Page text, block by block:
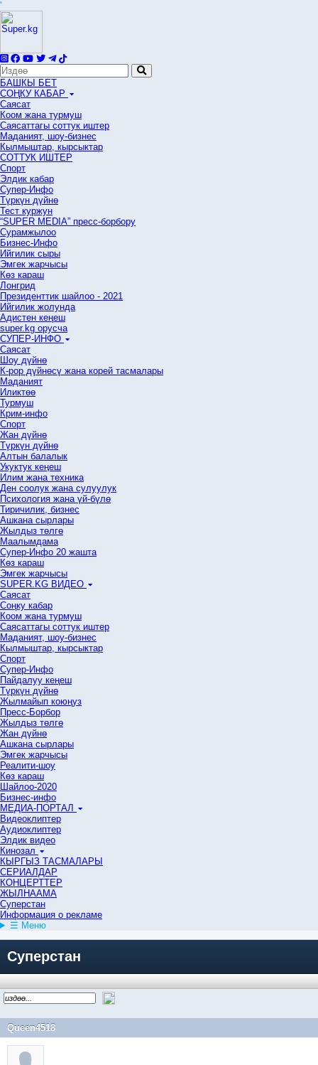
'
БАШКЫ БЕТ
СОҢКУ КАБАР
Саясат
Коом жана турмуш
Саясаттагы соттук иштер
Маданият, шоу-бизнес
Кылмыштар, кырсыктар
СОТТУК ИШТЕР
Спорт
Элдик кабар
Супер-Инфо
Түркүн дүйнө
Тест куржун
“SUPER MEDIA” пресс-борбору
Сурамжылоо
Бизнес-Инфо
Ийгилик сыры
Эмгек жарчысы
Көз караш
Лонгрид
Президенттик шайлоо - 2021
Ийгилик жолунда
Адистен кеңеш
super.kg орусча
СУПЕР-ИНФО
Саясат
Шоу дүйнө
К-рор дүйнөсү жана корей тасмалары
Маданият
Иликтөө
Турмуш
Крим-инфо
Спорт
Жан дүйнө
Түркүн дүйнө
Алтын балалык
Укуктук кеӊеш
Илим жана техника
Ден соолук жана сулуулук
Психология жана үй-бүлө
Тиричилик, бизнес
Ашкана сырлары
Жылдыз төлгө
Маалымдама
Супер-Инфо 20 жашта
Көз караш
Эмгек жарчысы
SUPER.KG ВИДЕО
Саясат
Cоңку кабар
Коом жана турмуш
Саясаттагы соттук иштер
Маданият, шоу-бизнес
Кылмыштар, кырсыктар
Спорт
Супер-Инфо
Пайдалуу кеңеш
Түркүн дүйнө
Жылмайып коюңуз
Пресс-Борбор
Жылдыз төлгө
Жан дүйнө
Ашкана сырлары
Эмгек жарчысы
Реалити-шоу
Көз караш
Шайлоо-2020
Бизнес-инфо
МЕДИА-ПОРТАЛ
Видеоклиптер
Аудиоклиптер
Элдик видео
Кинозал
КЫРГЫЗ ТАСМАЛАРЫ
СЕРИАЛДАР
КОНЦЕРТТЕР
ЖЫЛНААМА
Суперстан
Информация о рекламе
☰ Меню
Суперстан
Queen4518